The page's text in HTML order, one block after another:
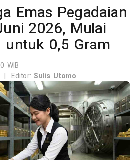
Emas Pegadaian
2026, Mulai
untuk 0,5 Gram
WIB
| Editor:Sulis Utomo